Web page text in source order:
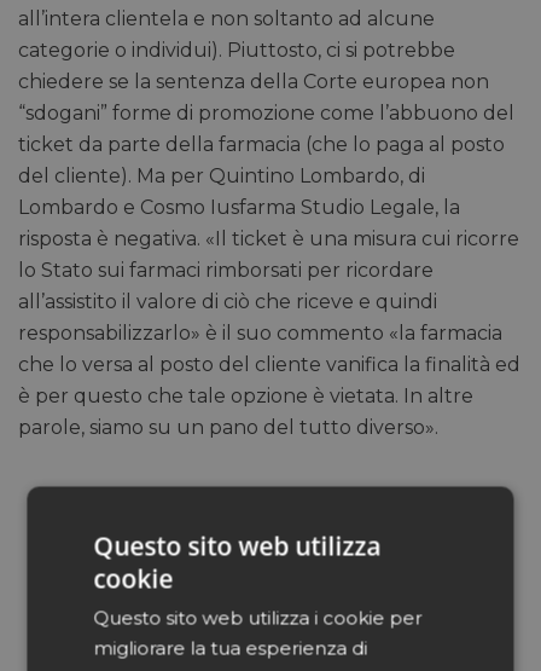
all’intera clientela e non soltanto ad alcune
categorie o individui). Piuttosto, ci si potrebbe
chiedere se la sentenza della Corte europea non
“sdogani” forme di promozione come l’abbuono del
ticket da parte della farmacia (che lo paga al posto
del cliente). Ma per Quintino Lombardo, di
Lombardo e Cosmo Iusfarma Studio Legale, la
risposta è negativa. «Il ticket è una misura cui ricorre
lo Stato sui farmaci rimborsati per ricordare
all’assistito il valore di ciò che riceve e quindi
responsabilizzarlo» è il suo commento «la farmacia
che lo versa al posto del cliente vanifica la finalità ed
è per questo che tale opzione è vietata. In altre
parole, siamo su un pano del tutto diverso».
Questo sito web utilizza
cookie
Questo sito web utilizza i cookie per
migliorare la tua esperienza di